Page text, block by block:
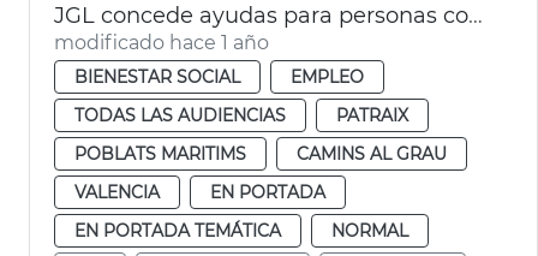
JGL concede ayudas para personas con discapacidad
modificado hace 1 año
BIENESTAR SOCIAL
EMPLEO
TODAS LAS AUDIENCIAS
PATRAIX
POBLATS MARITIMS
CAMINS AL GRAU
VALENCIA
EN PORTADA
EN PORTADA TEMÁTICA
NORMAL